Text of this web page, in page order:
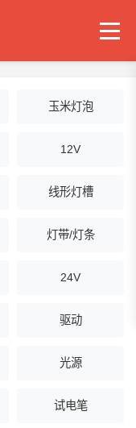
玉米灯泡
12V
线形灯槽
灯带/灯条
24V
驱动
光源
试电笔